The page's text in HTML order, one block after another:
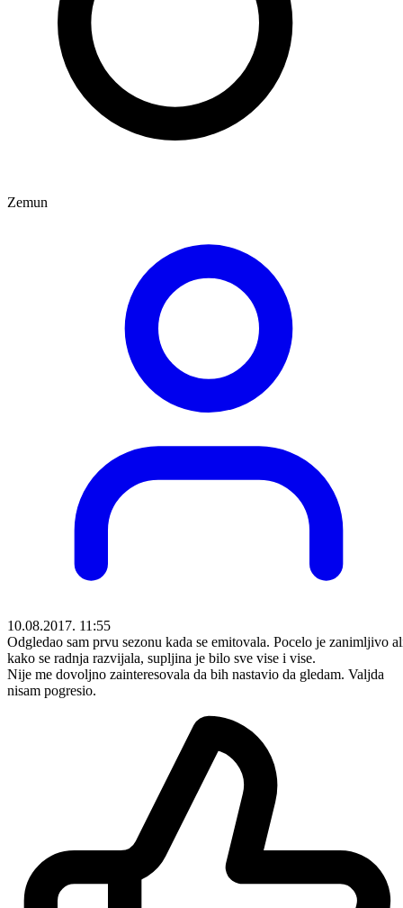
Zemun
10.08.2017. 11:55
Odgledao sam prvu sezonu kada se emitovala. Pocelo je zanimljivo
kako se radnja razvijala, supljina je bilo sve vise i vise.
Nije me dovoljno zainteresovala da bih nastavio da gledam. Valjda
nisam pogresio.